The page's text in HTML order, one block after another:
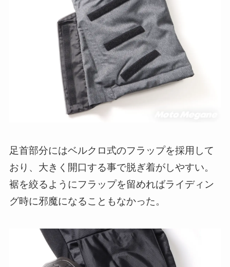
足首部分にはベルクロ式のフラップを採用して
おり、大きく開口する事で脱ぎ着がしやすい。
裾を絞るようにフラップを留めればライディン
グ時に邪魔になることもなかった。